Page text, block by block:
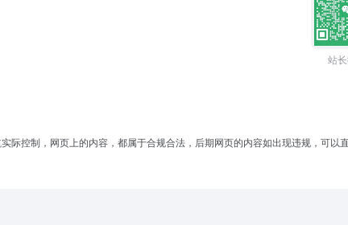
站
控制，网页上的内容，都属于合规合法，后期网页的内容如出现违规，可以